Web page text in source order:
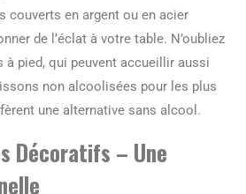
couverts en argent ou en acier
de l’éclat à votre table. N’oubliez
à pied, qui peuvent accueillir aussi
non alcoolisées pour les plus
une alternative sans alcool.
Décoratifs – Une